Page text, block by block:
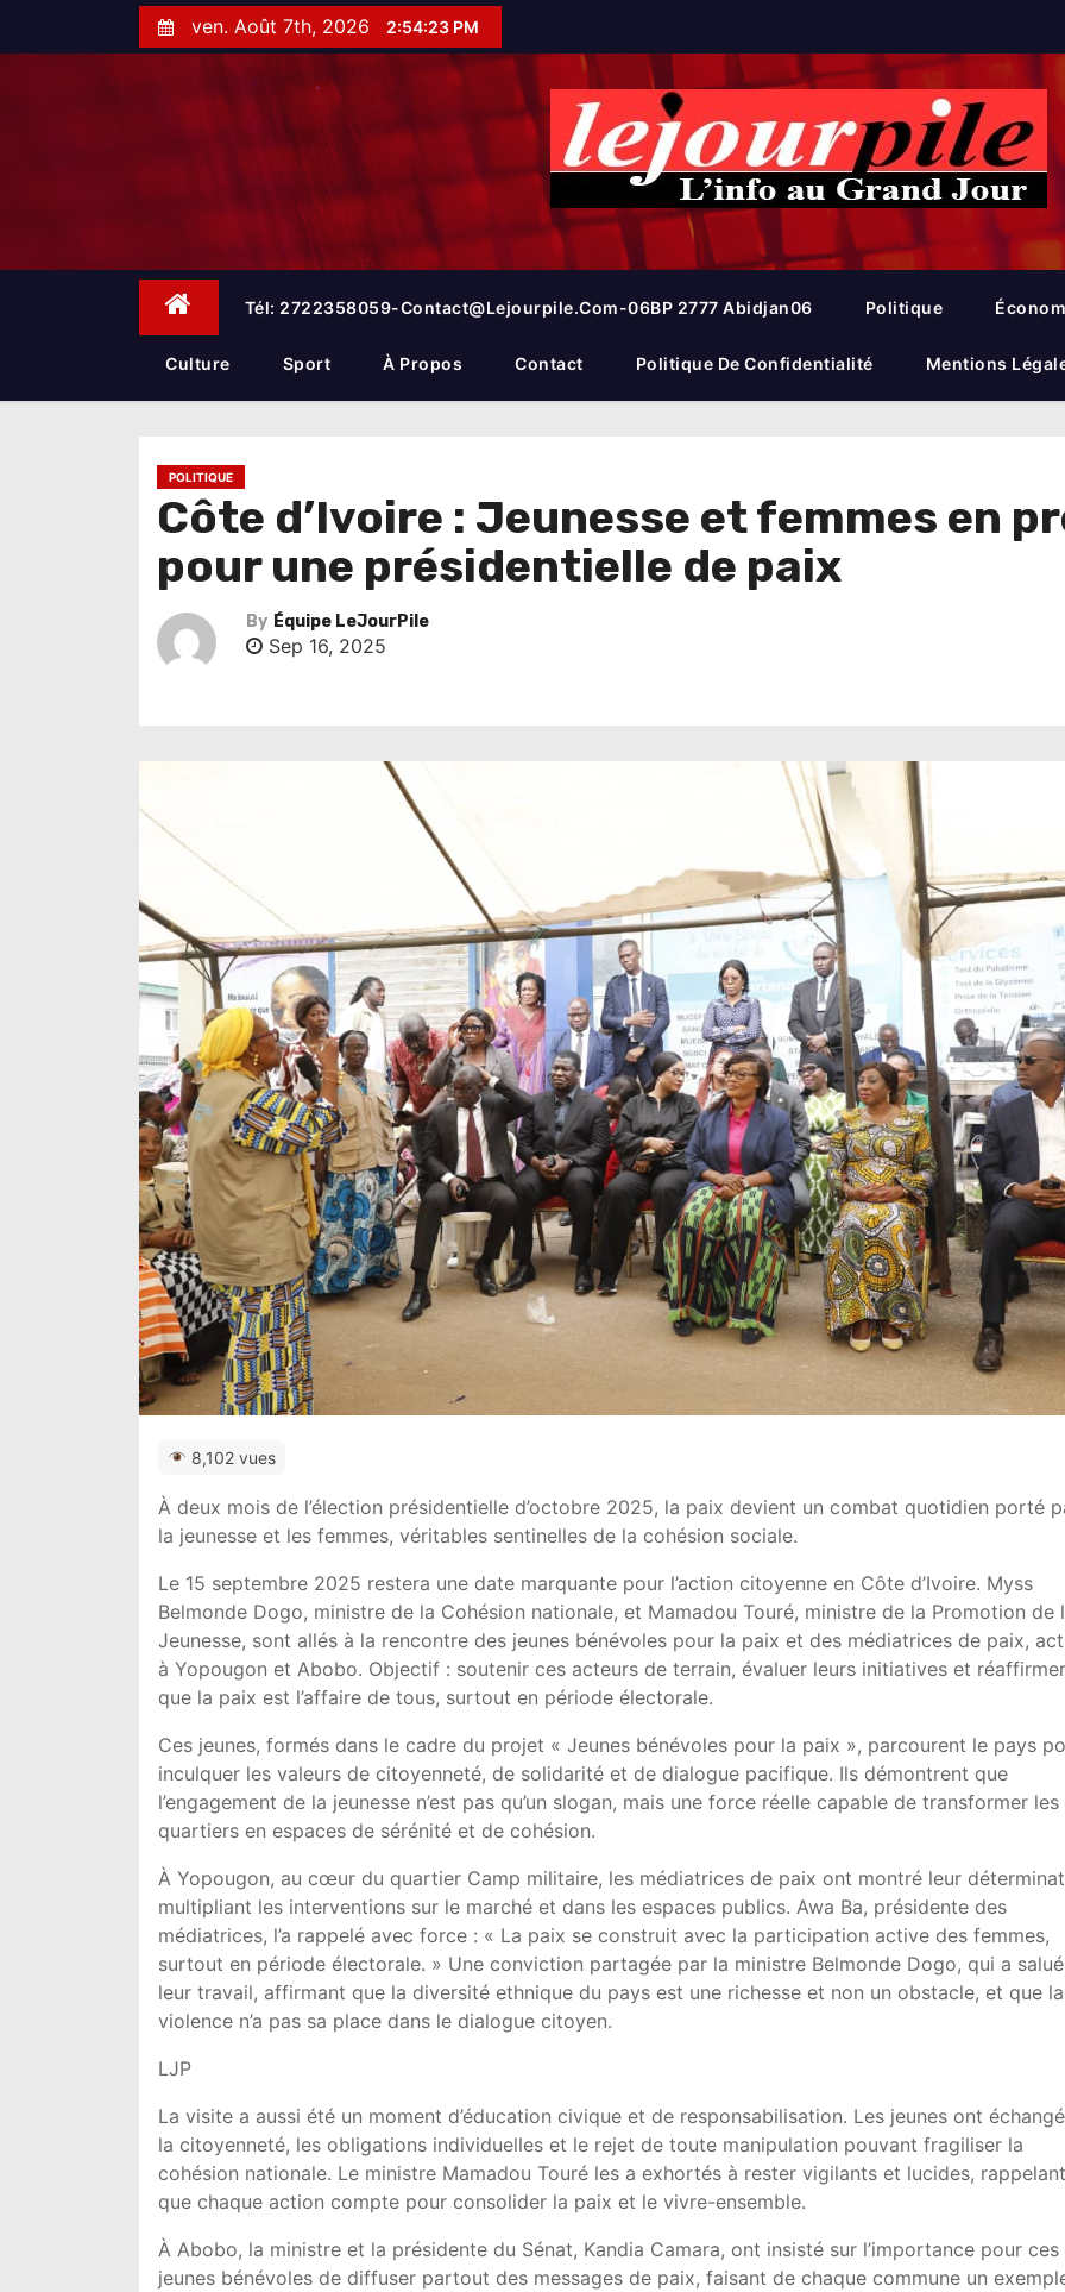
t
ven. Août 7th, 2026 2:54:24 PM
Tél: 2722358059-Contact@lejourpile.com-06BP 2777 Abidjan06 Politique
Culture Sport À Propos Contact Politique De Confidentialité Mentions
POLITIQUE
Côte d’Ivoire : Jeunesse et femmes en
pour une présidentielle de paix
By Équipe LeJourPile
Sep 16, 2025
8,102 vues
À deux mois de l’élection présidentielle d’octobre 2025, la paix devient un combat quotidien porté
la jeunesse et les femmes, véritables sentinelles de la cohésion sociale.
Le 15 septembre 2025 restera une date marquante pour l’action citoyenne en Côte d’Ivoire. Myss
Belmonde Dogo, ministre de la Cohésion nationale, et Mamadou Touré, ministre de la Promotion de
Jeunesse, sont allés à la rencontre des jeunes bénévoles pour la paix et des médiatrices de paix,
à Yopougon et Abobo. Objectif : soutenir ces acteurs de terrain, évaluer leurs initiatives et réaffirmer
que la paix est l’affaire de tous, surtout en période électorale.
Ces jeunes, formés dans le cadre du projet « Jeunes bénévoles pour la paix », parcourent le pays
inculquer les valeurs de citoyenneté, de solidarité et de dialogue pacifique. Ils démontrent que
l’engagement de la jeunesse n’est pas qu’un slogan, mais une force réelle capable de transformer les
quartiers en espaces de sérénité et de cohésion.
À Yopougon, au cœur du quartier Camp militaire, les médiatrices de paix ont montré leur
multipliant les interventions sur le marché et dans les espaces publics. Awa Ba, présidente des
médiatrices, l’a rappelé avec force : « La paix se construit avec la participation active des femmes,
surtout en période électorale. » Une conviction partagée par la ministre Belmonde Dogo, qui a salué
leur travail, affirmant que la diversité ethnique du pays est une richesse et non un obstacle, et que la
violence n’a pas sa place dans le dialogue citoyen.
LJP
La visite a aussi été un moment d’éducation civique et de responsabilisation. Les jeunes ont
la citoyenneté, les obligations individuelles et le rejet de toute manipulation pouvant fragiliser la
cohésion nationale. Le ministre Mamadou Touré les a exhortés à rester vigilants et lucides, rappelant
que chaque action compte pour consolider la paix et le vivre-ensemble.
À Abobo, la ministre et la présidente du Sénat, Kandia Camara, ont insisté sur l’importance pour ces
jeunes bénévoles de diffuser partout des messages de paix, faisant de chaque commune un